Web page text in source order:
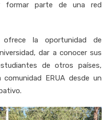
formar parte de una red
la oportunidad de
dar a conocer sus
de otros países,
ERUA desde un